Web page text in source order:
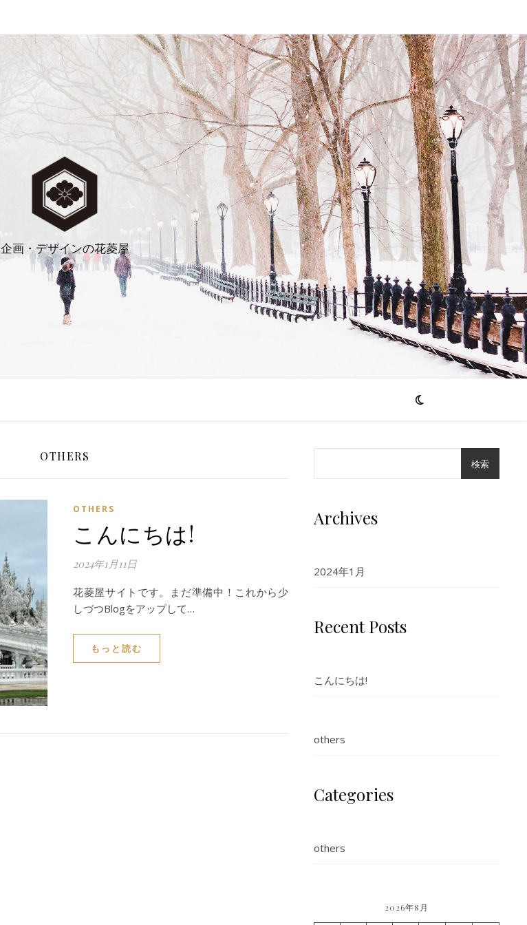
企画・デザインの花菱屋
OTHERS
OTHERS
こんにちは!
2024年1月11日
花菱屋サイトです。まだ準備中！これから少
しづつBlogをアップして…
もっと読む
検索
Archives
2024年1月
Recent Posts
こんにちは!
others
Categories
others
2026年8月